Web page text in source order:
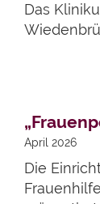
Das
April 2026
Die